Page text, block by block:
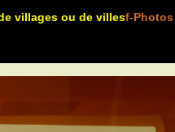
villages ou de villesf-Photos